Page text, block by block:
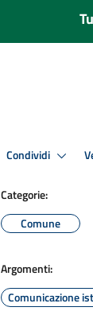
Condividi
Categorie:
Comune
Argomenti:
Comunicazione